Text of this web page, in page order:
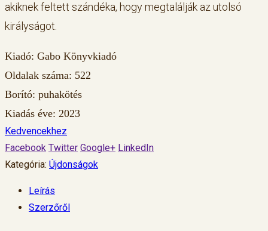
akiknek feltett szándéka, hogy megtalálják az utolsó
királyságot.
Kiadó: Gabo Könyvkiadó
Oldalak száma: 522
Borító: puhakötés
Kiadás éve: 2023
Kedvencekhez
Facebook Twitter Google+ LinkedIn
Kategória: Újdonságok
Leírás
Szerzőről